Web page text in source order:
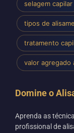
selagem capilar
tipos de
tratamento
valor agregado
Domine o
Aprenda as
profissional de